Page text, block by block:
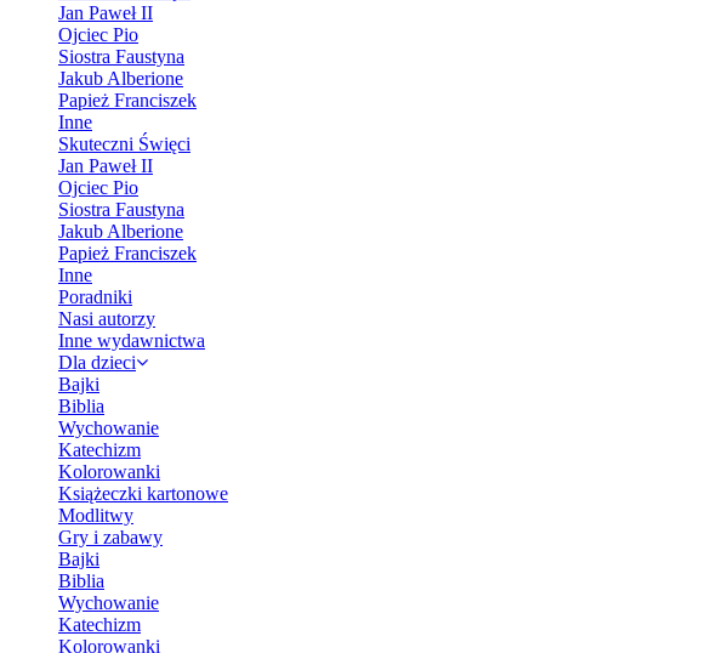
Jan Paweł II
Ojciec Pio
Siostra Faustyna
Jakub Alberione
Papież Franciszek
Inne
Skuteczni Święci
Jan Paweł II
Ojciec Pio
Siostra Faustyna
Jakub Alberione
Papież Franciszek
Inne
Poradniki
Nasi autorzy
Inne wydawnictwa
Dla dzieci
Bajki
Biblia
Wychowanie
Katechizm
Kolorowanki
Książeczki kartonowe
Modlitwy
Gry i zabawy
Bajki
Biblia
Wychowanie
Katechizm
Kolorowanki